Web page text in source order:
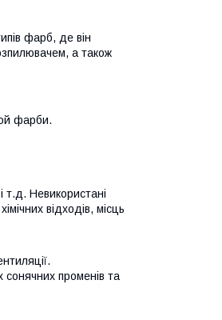
фарб, де він
а також
фарби.
т.д. Невикористані
відходів, місць
сонячних променів та